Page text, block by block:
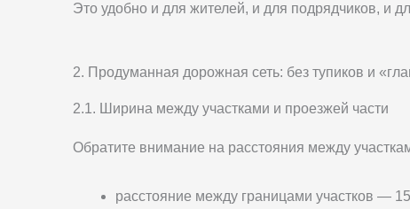
Это удобно и для жителей, и для подрядчиков, и
2. Продуманная дорожная сеть: без тупиков и
2.1. Ширина между участками и проезжей части
Обратите внимание на расстояния между
расстояние между границами участков —